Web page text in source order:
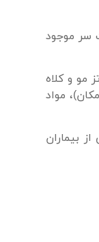
سر موجود
مو و کلاه
مواد
از بیماران